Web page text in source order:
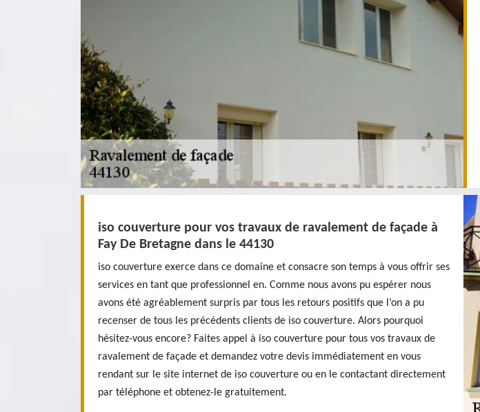
iso couverture pour vos travaux de ravalement de façade à
Fay De Bretagne dans le 44130
iso couverture exerce dans ce domaine et consacre son temps à vous offrir ses
services en tant que professionnel en. Comme nous avons pu espérer nous
avons été agréablement surpris par tous les retours positifs que l’on a pu
recenser de tous les précédents clients de iso couverture. Alors pourquoi
hésitez-vous encore? Faites appel à iso couverture pour tous vos travaux de
ravalement de façade et demandez votre devis immédiatement en vous
rendant sur le site internet de iso couverture ou en le contactant directement
par téléphone et obtenez-le gratuitement.